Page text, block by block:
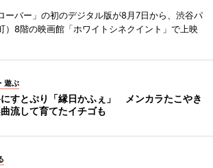
ーバー」の初のデジタル版が8月7日から、渋谷パ
）8階の映画館「ホワイトシネクイント」で上映
遊ぶ
すとぷり「縁日かふぇ」 メンカラたこやき
流して育てたイチゴも